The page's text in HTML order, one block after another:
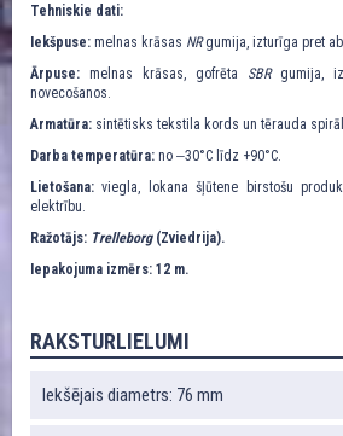
Tehniskie dati:
Iekšpuse: melnas krāsas NRgumija, izturīga pret
Ārpuse: melnas krāsas, gofrēta SBRgumija,
novecošanos.
Armatūra: sintētisks tekstila kords un tērauda
Darba temperatūra: no ‒30°C līdz +90°C.
Lietošana: viegla, lokana šļūtene birstošu
elektrību.
Ražotājs: Trelleborg(Zviedrija).
Iepakojuma izmērs: 12 m.
RAKSTURLIELUMI
Iekšējais diametrs: 76 mm